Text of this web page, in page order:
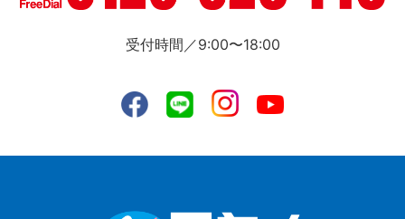
受付時間／9:00〜18:00